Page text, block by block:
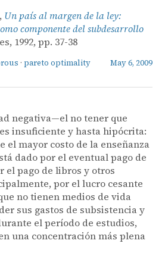
Un país al margen de la ley:
componente del subdesarrollo
1992, pp. 37-38
· pareto optimality May 6, 2009
negativa—el no tener que
insuficiente y hasta hipócrita:
el mayor costo de la enseñanza
dado por el eventual pago de
el pago de libros y otros
por el lucro cesante
no tienen medios de vida
sus gastos de subsistencia y
el período de estudios,
una concentración más plena